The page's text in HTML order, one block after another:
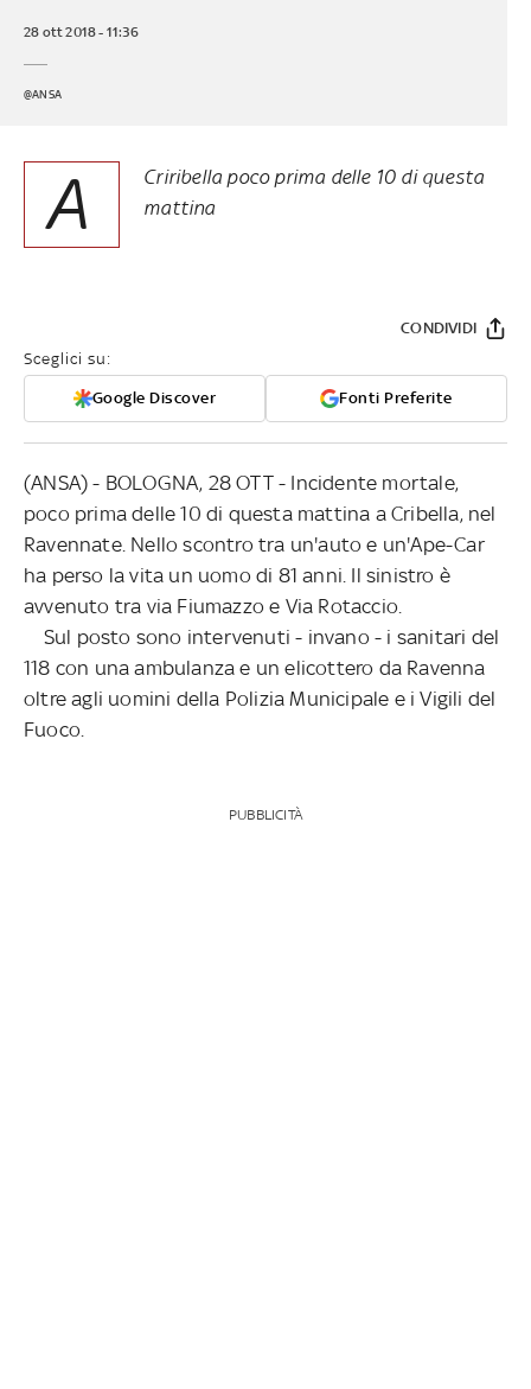
28 ott 2018 - 11:36
@ANSA
A
Criribella poco prima delle 10 di questa
mattina
Sceglici su:
Google Discover Fonti Preferite
CONDIVIDI
(ANSA) - BOLOGNA, 28 OTT - Incidente mortale,
poco prima delle 10 di questa mattina a Cribella, nel
Ravennate. Nello scontro tra un'auto e un'Ape-Car
ha perso la vita un uomo di 81 anni. Il sinistro è
avvenuto tra via Fiumazzo e Via Rotaccio.
Sul posto sono intervenuti - invano - i sanitari del
118 con una ambulanza e un elicottero da Ravenna
oltre agli uomini della Polizia Municipale e i Vigili del
Fuoco.
PUBBLICITÀ